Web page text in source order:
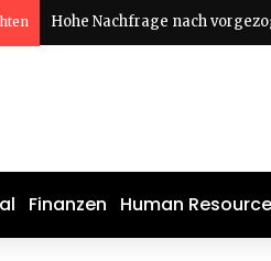
Finanzen Human